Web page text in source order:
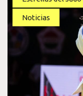
Noticias